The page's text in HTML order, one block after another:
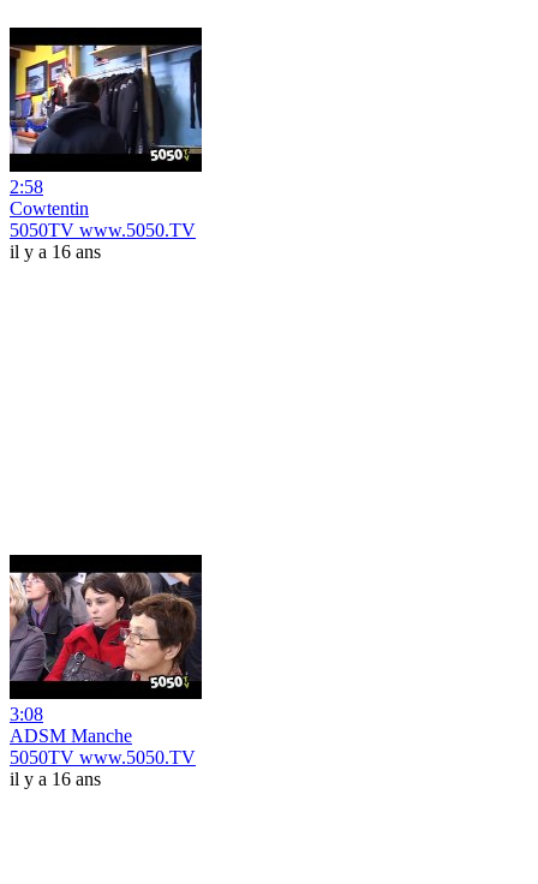
2:58
Cowtentin
5050TV www.5050.TV
il y a 16 ans
3:08
ADSM Manche
5050TV www.5050.TV
il y a 16 ans